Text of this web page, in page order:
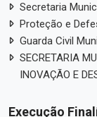
Secretaria
Proteção e
Guarda Civil
SECRETARIA
INOVAÇÃO E
Execução